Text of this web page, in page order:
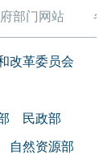
部门网站 各
改革委员会
民政部
自然资源部